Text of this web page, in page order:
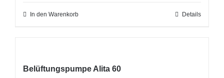
In den Warenkorb Details
Belüftungspumpe Alita 60